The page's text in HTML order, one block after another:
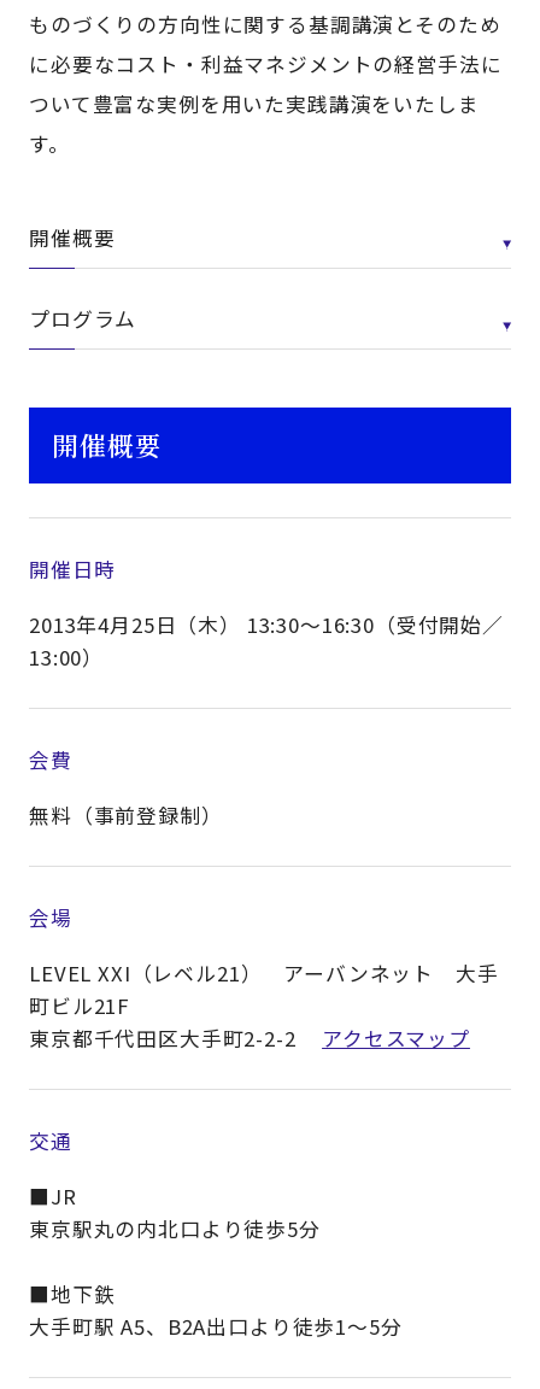
ものづくりの方向性に関する基調講演とそのため
に必要なコスト・利益マネジメントの経営手法に
ついて豊富な実例を用いた実践講演をいたしま
す。
開催概要
プログラム
開催概要
開催日時
2013年4月25日（木） 13:30～16:30（受付開始／
13:00）
会費
無料（事前登録制）
会場
LEVEL XXI（レベル21） アーバンネット 大手
町ビル21F
東京都千代田区大手町2-2-2
アクセスマップ
交通
■JR
東京駅丸の内北口より徒歩5分
■地下鉄
大手町駅 A5、B2A出口より徒歩1～5分